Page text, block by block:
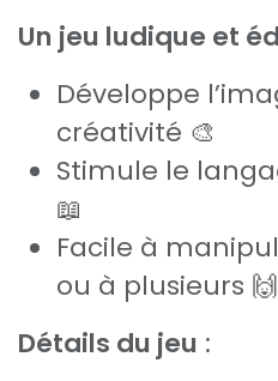
Un jeu ludique et
Développe
créativité 🎨
Stimule le
📖
Facile à
ou à plusieurs 🙌
Détails du jeu :